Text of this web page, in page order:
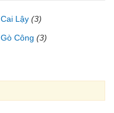
Cai Lậy (3)
Gò Công (3)